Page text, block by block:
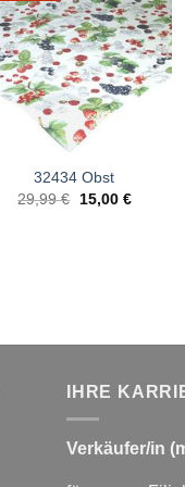
32434 Obst
29,99€
Ursprünglicher
15,00 €Aktueller
IHRE
Verkäufer/in